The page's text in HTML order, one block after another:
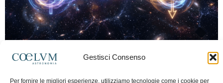
Gestisci Consenso
Per fornire le migliori esperienze, utilizziamo tecnologie come i cookie per
Marco Lorrai - 15 Giugno 2026 0
moderna: due particelle possono mostrare correlazioni che sembrano ignorare